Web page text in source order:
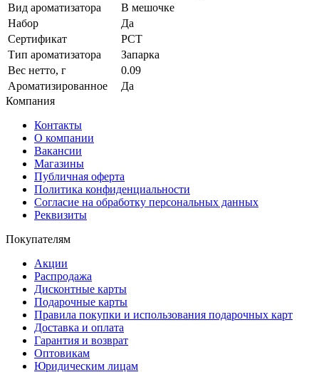
Вид ароматизатора
В мешочке
Набор
Да
Сертификат
РСТ
Тип ароматизатора
Запарка
Вес нетто, г
0.09
Ароматизированное
Да
Компания
Контакты
О компании
Вакансии
Магазины
Публичная оферта
Политика конфиденциальности
Согласие на обработку персональных данных
Реквизиты
Покупателям
Акции
Распродажа
Дисконтные карты
Подарочные карты
Правила покупки и использования подарочных карт
Доставка и оплата
Гарантия и возврат
Оптовикам
Юридическим лицам